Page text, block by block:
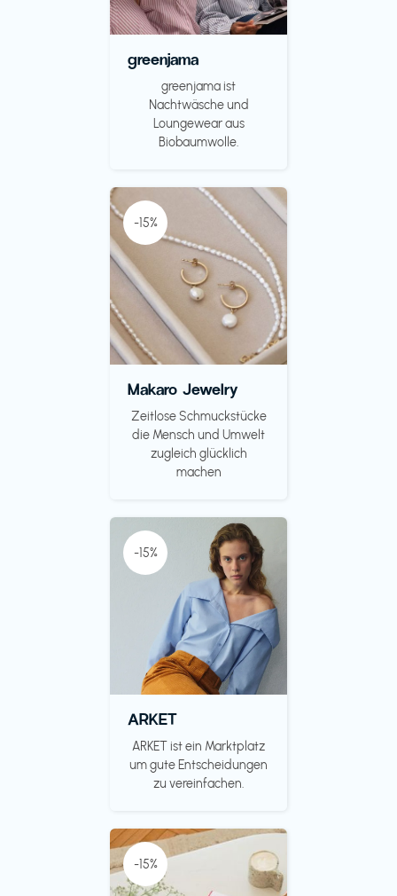
greenjama
greenjama ist
Nachtwäsche und
Loungewear aus
Biobaumwolle.
-15%
Makaro Jewelry
Zeitlose Schmuckstücke
die Mensch und Umwelt
zugleich glücklich
machen
-15%
ARKET
ARKET ist ein Marktplatz
um gute Entscheidungen
zu vereinfachen.
-15%